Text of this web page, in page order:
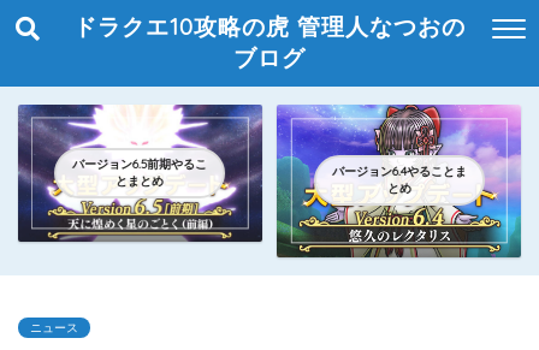
ドラクエ10攻略の虎 管理人なつおの
ブログ
バージョン6.5前期やるこ
とまとめ
バージョン6.4やることま
とめ
ニュース